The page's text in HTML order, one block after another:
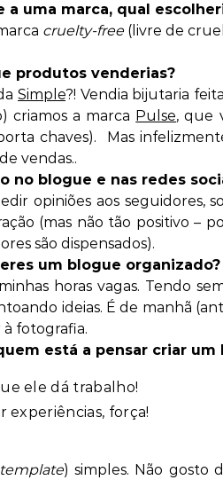
a uma marca, qual
cruelty-free(livre de
produtos venderias?
Simple?! Vendia bijutaria
criamos a marca Pulse, que
chaves). Mas
vendas..
no blogue e nas redes
opiniões aos seguidores,
(mas não tão positivo –
são dispensados).
um blogue organizado?
horas vagas. Tendo
ideias. É de manhã
fotografia.
está a pensar criar um
ele dá trabalho!
experiências, força!
) simples. Não gosto